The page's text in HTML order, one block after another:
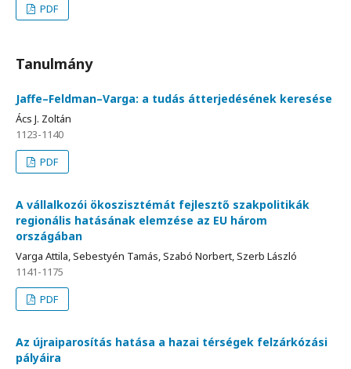
PDF
Tanulmány
Jaffe–Feldman–Varga: a tudás átterjedésének keresése
Ács J. Zoltán
1123-1140
PDF
A vállalkozói ökoszisztémát fejlesztő szakpolitikák
regionális hatásának elemzése az EU három
országában
Varga Attila, Sebestyén Tamás, Szabó Norbert, Szerb László
1141-1175
PDF
Az újraiparosítás hatása a hazai térségek felzárkózási
pályáira